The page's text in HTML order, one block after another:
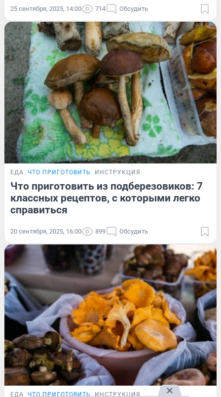
25 сентября, 2025, 14:00 714 Обсудить
ЕДА ЧТО ПРИГОТОВИТЬ ИНСТРУКЦИЯ
Что приготовить из подберезовиков: 7
классных рецептов, с которыми легко
справиться
20 сентября, 2025, 16:00 899 Обсудить
ЕДА ЧТО ПРИГОТОВИТЬ ИНСТРУКЦИЯ